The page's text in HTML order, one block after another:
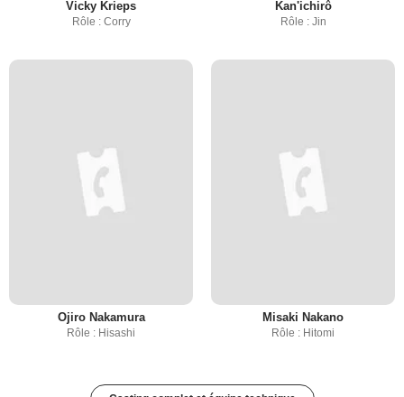
Vicky Krieps
Rôle : Corry
Kan'ichirô
Rôle : Jin
Ojiro Nakamura
Rôle : Hisashi
Misaki Nakano
Rôle : Hitomi